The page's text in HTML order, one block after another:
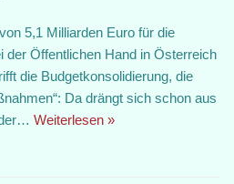
5,1 Milliarden Euro für die
der Öffentlichen Hand in Österreich
die Budgetkonsolidierung, die
Da drängt sich schon aus
Weiterlesen »